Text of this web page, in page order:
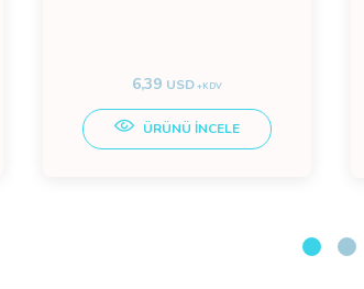
6,39 USD+KDV
ÜRÜNÜ İNCELE